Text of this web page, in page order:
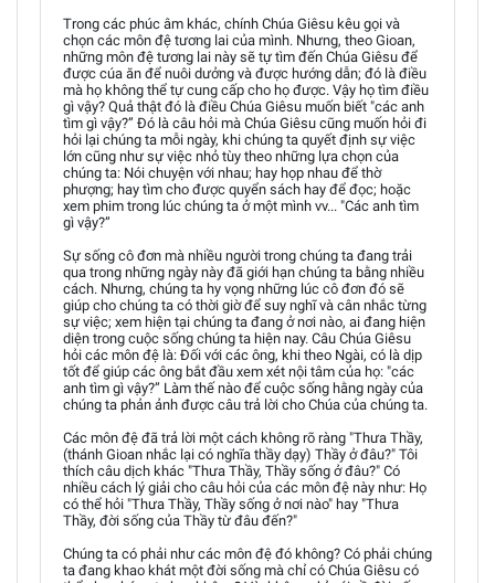
Trong các phúc âm khác, chính Chúa Giêsu kêu gọi và
chọn các môn đệ tương lai của mình. Nhưng, theo Gioan,
những môn đệ tương lai này sẽ tự tìm đến Chúa Giêsu để
được cúa ăn để nuôi dưởng và được hướng dẫn; đó là điều
mà họ không thể tự cung cấp cho họ được. Vậy họ tìm điều
gì vậy? Quả thật đó là điều Chúa Giêsu muốn biết "các anh
tìm gì vậy?” Đó là câu hỏi mà Chúa Giêsu cũng muốn hỏi đi
hỏi lại chúng ta mỗi ngày, khi chúng ta quyết định sự việc
lớn cũng như sự việc nhỏ tùy theo những lựa chọn của
chúng ta: Nói chuyện với nhau; hay họp nhau để thờ
phượng; hay tìm cho được quyển sách hay để đọc; hoặc
xem phim trong lúc chúng ta ở một mình vv... "Các anh tìm
gì vậy?”
Sự sống cô đơn mà nhiều người trong chúng ta đang trải
qua trong những ngày này đã giới hạn chúng ta bằng nhiều
cách. Nhưng, chúng ta hy vọng những lúc cô đơn đó sẽ
giúp cho chúng ta có thời giờ để suy nghĩ và cân nhắc từng
sự việc; xem hiện tại chúng ta đang ở nơi nào, ai đang hiện
diện trong cuộc sống chúng ta hiện nay. Câu Chúa Giêsu
hỏi các môn đệ là: Đối với các ông, khi theo Ngài, có là dịp
tốt để giúp các ông bắt đầu xem xét nội tâm của họ: "các
anh tìm gì vậy?” Làm thế nào để cuộc sống hằng ngày của
chúng ta phản ảnh được câu trả lời cho Chúa của chúng ta.
Các môn đệ đã trả lời một cách không rõ ràng "Thưa Thầy,
(thánh Gioan nhắc lại có nghĩa thầy dạy) Thầy ở đâu?" Tôi
thích câu dịch khác "Thưa Thầy, Thầy sống ở đâu?" Có
nhiều cách lý giải cho câu hỏi của các môn đệ này như: Họ
có thể hỏi "Thưa Thầy, Thầy sống ở nơi nào" hay "Thưa
Thầy, đời sống của Thầy từ đâu đến?"
Chúng ta có phải như các môn đệ đó không? Có phải chúng
ta đang khao khát một đời sống mà chỉ có Chúa Giêsu có